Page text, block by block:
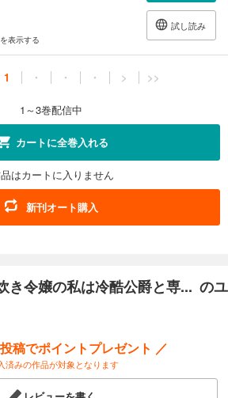
試し読み
表示する
1 ・ ・ ・ > >>
1～3巻配信中
カートに全巻入れる
はカートに入りません
新刊オート購入
き令嬢の私は冷酷公爵と専... のユ
稿でポイントプレゼント ／
済みの作品が対象となります